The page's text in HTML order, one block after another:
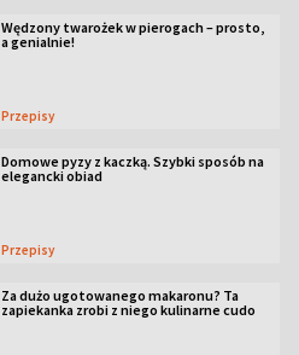
Wędzony twarożek w pierogach – prosto,
a genialnie!
Przepisy
Domowe pyzy z kaczką. Szybki sposób na
elegancki obiad
Przepisy
Za dużo ugotowanego makaronu? Ta
zapiekanka zrobi z niego kulinarne cudo